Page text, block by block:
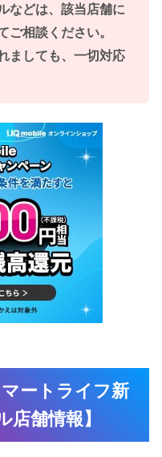
などは、該当店舗に
ご相談ください。
ましても、一切対応
ートライフ新
舗情報】